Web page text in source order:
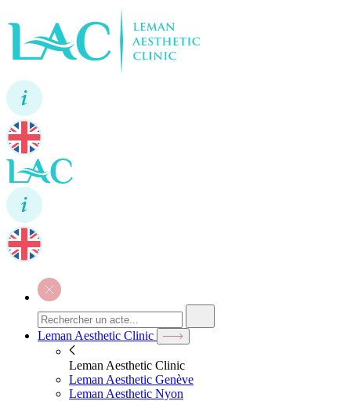
Leman Aesthetic Clinic
Leman Aesthetic Clinic
Leman Aesthetic Genève
Leman Aesthetic Nyon